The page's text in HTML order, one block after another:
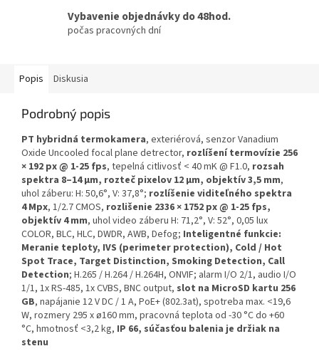
Vybavenie objednávky do 48hod.
počas pracovných dní
Popis Diskusia
Podrobný popis
PT hybridná termokamera, exteriérová, senzor Vanadium
Oxide Uncooled focal plane detrector, rozlíšení termovízie 256
× 192 px @ 1-25 fps, tepelná citlivosť < 40 mK @ F1.0, rozsah
spektra 8–14 µm, rozteč pixelov 12 µm, objektív 3,5 mm,
uhol záberu: H: 50,6°, V: 37,8°; rozlíšenie viditeľného spektra
4 Mpx, 1/2.7 CMOS, rozlišenie 2336 × 1752 px @ 1-25 fps,
objektív 4 mm, uhol video záberu H: 71,2°, V: 52°, 0,05 lux
COLOR, BLC, HLC, DWDR, AWB, Defog; Inteligentné funkcie:
Meranie teploty, IVS (perimeter protection), Cold / Hot
Spot Trace, Target Distinction, Smoking Detection, Call
Detection; H.265 / H.264 / H.264H, ONVIF; alarm I/O 2/1, audio I/O
1/1, 1x RS-485, 1x CVBS, BNC output, slot na MicroSD kartu 256
GB, napájanie 12 V DC / 1 A, PoE+ (802.3at), spotreba max. <19,6
W, rozmery 295 x ø160 mm, pracovná teplota od -30 °C do +60
°C, hmotnosť <3,2 kg, IP 66, súčasťou balenia je držiak na
stenu